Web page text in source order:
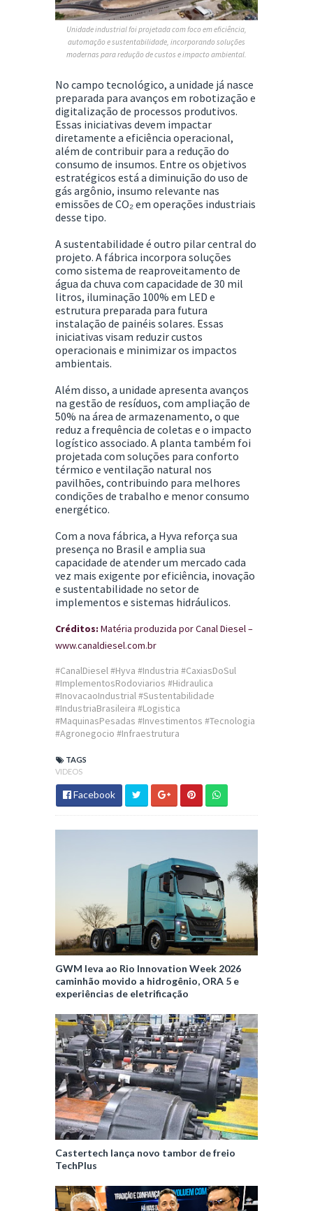
Unidade industrial foi projetada com foco em eficiência,
automação e sustentabilidade, incorporando soluções
modernas para redução de custos e impacto ambiental.
No campo tecnológico, a unidade já nasce
preparada para avanços em robotização e
digitalização de processos produtivos.
Essas iniciativas devem impactar
diretamente a eficiência operacional,
além de contribuir para a redução do
consumo de insumos. Entre os objetivos
estratégicos está a diminuição do uso de
gás argônio, insumo relevante nas
emissões de CO₂ em operações industriais
desse tipo.
A sustentabilidade é outro pilar central do
projeto. A fábrica incorpora soluções
como sistema de reaproveitamento de
água da chuva com capacidade de 30 mil
litros, iluminação 100% em LED e
estrutura preparada para futura
instalação de painéis solares. Essas
iniciativas visam reduzir custos
operacionais e minimizar os impactos
ambientais.
Além disso, a unidade apresenta avanços
na gestão de resíduos, com ampliação de
50% na área de armazenamento, o que
reduz a frequência de coletas e o impacto
logístico associado. A planta também foi
projetada com soluções para conforto
térmico e ventilação natural nos
pavilhões, contribuindo para melhores
condições de trabalho e menor consumo
energético.
Com a nova fábrica, a Hyva reforça sua
presença no Brasil e amplia sua
capacidade de atender um mercado cada
vez mais exigente por eficiência, inovação
e sustentabilidade no setor de
implementos e sistemas hidráulicos.
Créditos: Matéria produzida por Canal Diesel –
www.canaldiesel.com.br
#CanalDiesel #Hyva #Industria #CaxiasDoSul
#ImplementosRodoviarios #Hidraulica
#InovacaoIndustrial #Sustentabilidade
#IndustriaBrasileira #Logistica
#MaquinasPesadas #Investimentos #Tecnologia
#Agronegocio #Infraestrutura
TAGS
VIDEOS
Facebook
GWM leva ao Rio Innovation Week 2026
caminhão movido a hidrogênio, ORA 5 e
experiências de eletrificação
Castertech lança novo tambor de freio
TechPlus